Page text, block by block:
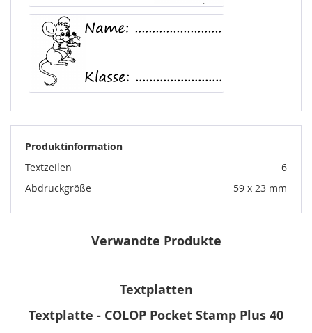
Produktinformation
Textzeilen
6
Abdruckgröße
59 x 23 mm
Verwandte Produkte
Textplatten
Textplatte - COLOP Pocket Stamp Plus 40